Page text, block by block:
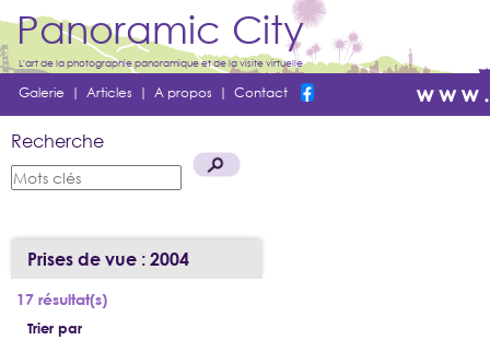
Panoramic City
L'art de la photographie panoramique et de la visite virtuelle
Galerie | Articles | A propos | Contact
Recherche
Prises de vue : 2004
17 résultat(s)
Trier par